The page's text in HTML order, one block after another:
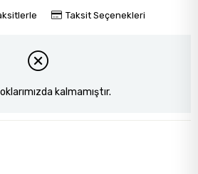
Taksit Seçenekleri
kalmamıştır.